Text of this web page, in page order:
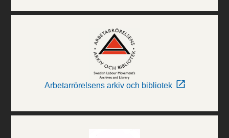
Arbetarrörelsens arkiv och bibliotek